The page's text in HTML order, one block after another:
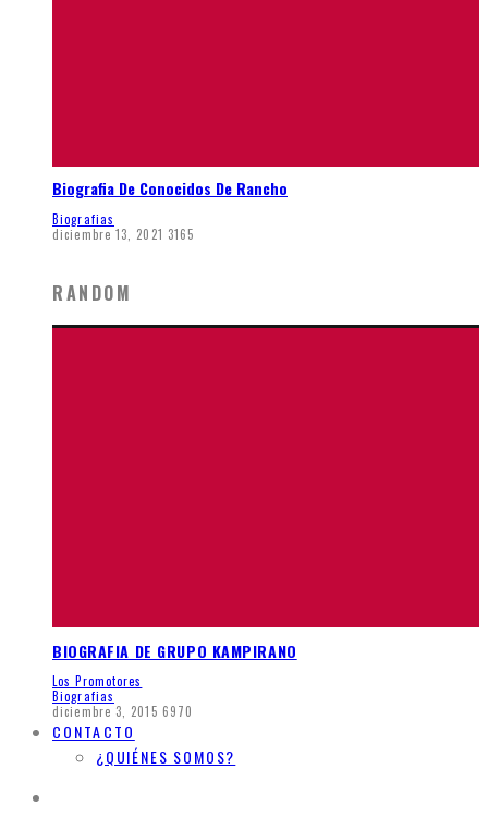
Biografia De Conocidos De Rancho
Biografias
diciembre 13, 2021 3165
RANDOM
BIOGRAFIA DE GRUPO KAMPIRANO
Los Promotores
Biografias
diciembre 3, 2015 6970
CONTACTO
¿QUIÉNES SOMOS?